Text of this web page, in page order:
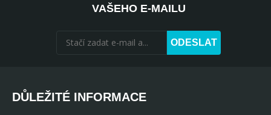
VAŠEHO E-MAILU
ODESLAT
DŮLEŽITÉ INFORMACE